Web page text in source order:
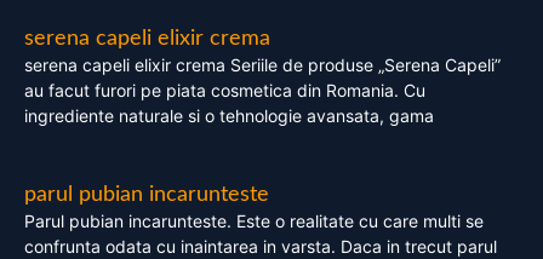
serena capeli elixir crema
serena capeli elixir crema Seriile de produse „Serena Capeli”
au facut furori pe piata cosmetica din Romania. Cu
ingrediente naturale si o tehnologie avansata, gama
parul pubian incarunteste
Parul pubian incarunteste. Este o realitate cu care multi se
confrunta odata cu inaintarea in varsta. Daca in trecut parul